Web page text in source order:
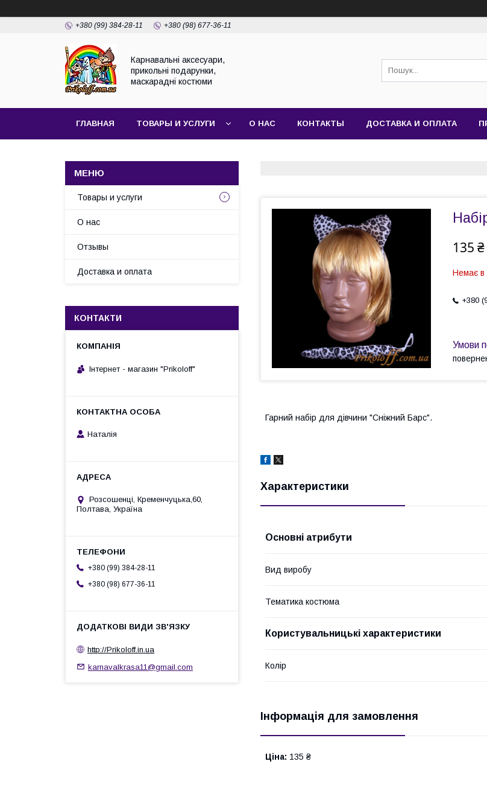
+380 (99) 384-28-11 +380 (98) 677-36-11
Карнавальні аксесуари,
прикольні подарунки,
маскарадні костюми
ГЛАВНАЯ ТОВАРЫ И УСЛУГИ О НАС КОНТАКТЫ ДОСТАВКА И ОПЛАТА
135 ₴
Немає в
+380
Гарний набір для дівчини "Сніжний Барс".
Характеристики
Основні атрибути
Вид виробу
Тематика костюма
Користувальницькі характеристики
Колір
Інформація для замовлення
Ціна: 135 ₴
Товары и услуги
О нас
Отзывы
Доставка и оплата
КОНТАКТИ
Інтернет - магазин "Prikoloff"
Наталія
Розсошенці, Кременчуцька,60,
Полтава, Україна
+380 (99) 384-28-11
+380 (98) 677-36-11
http://Prikoloff.in.ua
karnavalkrasa11@gmail.com